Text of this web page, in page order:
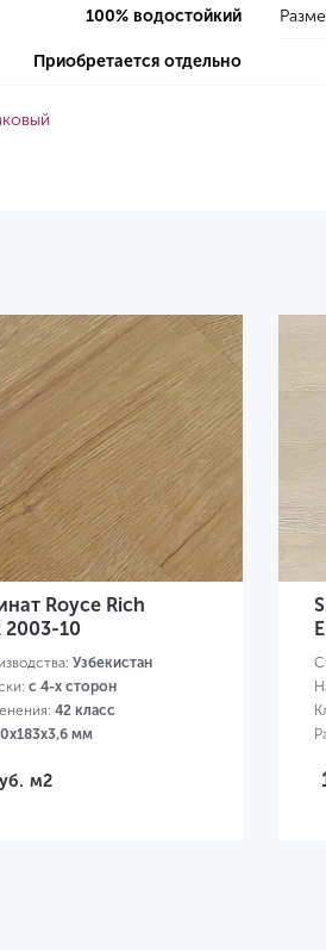
100% водостойкий
Приобретается отдельно
Royce Rich
2003-10
Узбекистан
с 4-х сторон
42 класс
мм
м2